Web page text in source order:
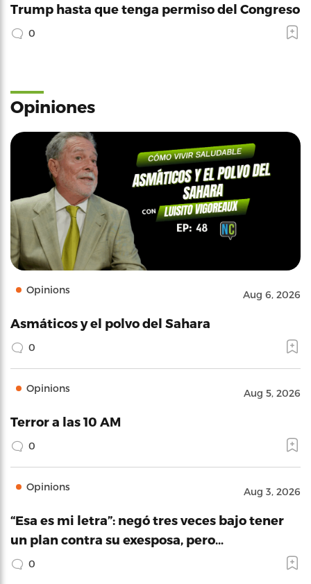
Trump hasta que tenga permiso del Congreso
0
Opiniones
Opinions Aug 6, 2026
Asmáticos y el polvo del Sahara
0
Opinions Aug 5, 2026
Terror a las 10 AM
0
Opinions Aug 3, 2026
“Esa es mi letra”: negó tres veces bajo tener
un plan contra su exesposa, pero…
0